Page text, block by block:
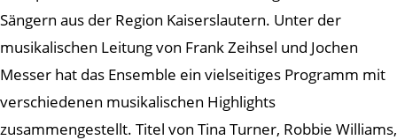
Sängern aus der Region Kaiserslautern. Unter der
musikalischen Leitung von Frank Zeihsel und Jochen
Messer hat das Ensemble ein vielseitiges Programm mit
verschiedenen musikalischen Highlights
zusammengestellt. Titel von Tina Turner, Robbie Williams,